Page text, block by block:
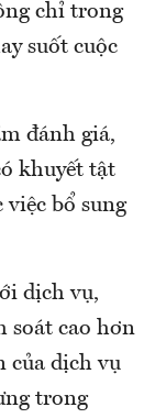
chỉ trong
suốt cuộc
đánh giá,
khuyết tật
bổ sung
dịch vụ,
soát cao hơn
của dịch vụ
trong